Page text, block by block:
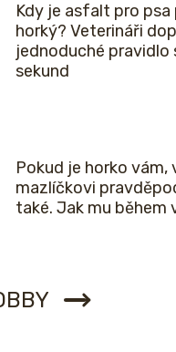
Kdy je asfalt pro psa
horký? Veterináři
jednoduché pravidlo
sekund
Pokud je horko vám,
mazlíčkovi
také. Jak mu během